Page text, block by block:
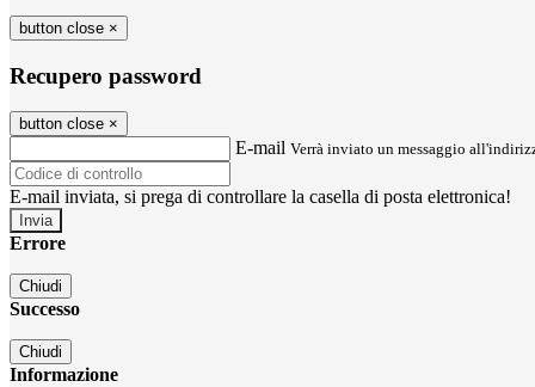
button close ×
Recupero password
button close ×
E-mail Verrà inviato un messaggio
E-mail inviata, si prega di controllare la casella di posta elettronica!
Errore
Chiudi
Successo
Chiudi
Informazione